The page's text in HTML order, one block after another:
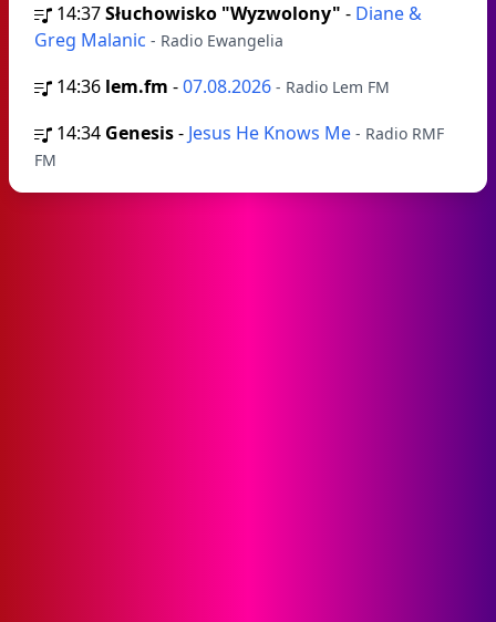
14:37Słuchowisko "Wyzwolony" - Diane &
Greg Malanic - Radio Ewangelia
14:36 lem.fm -07.08.2026 - Radio Lem FM
14:34 Genesis- Jesus He Knows Me - Radio RMF
FM